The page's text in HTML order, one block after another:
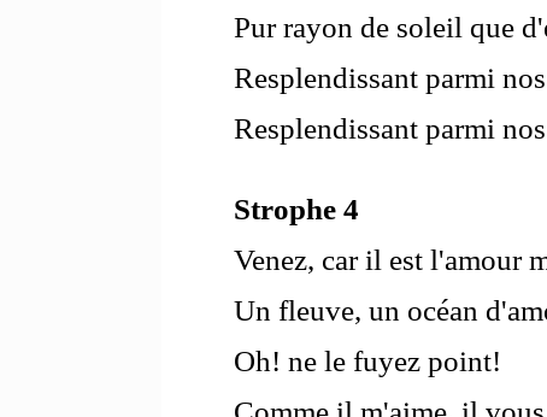
Pur rayon de soleil que
Resplendissant parmi
Resplendissant parmi
Strophe 4
Venez, car il est l'amour
Un fleuve, un océan
Oh! ne le fuyez point!